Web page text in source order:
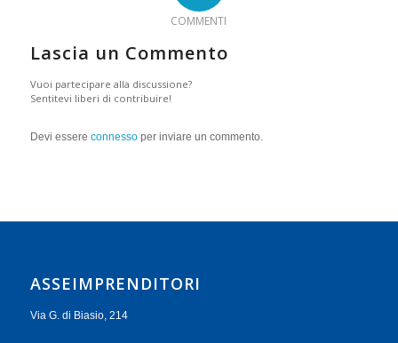
COMMENTI
Lascia un Commento
Vuoi partecipare alla discussione?
Sentitevi liberi di contribuire!
Devi essere connessoper inviare un commento.
ASSEIMPRENDITORI
Via G. di Biasio, 214